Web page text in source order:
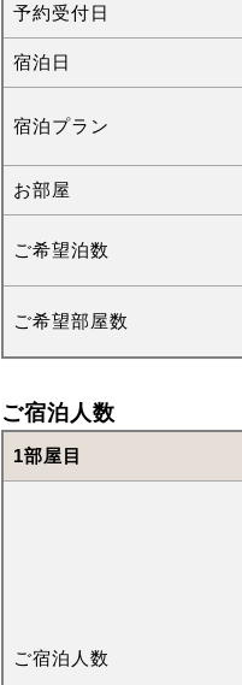
予約受付日
宿泊日
宿泊プラン
お部屋
ご希望泊数
ご希望部屋数
ご宿泊人数
1部屋目
ご宿泊人数